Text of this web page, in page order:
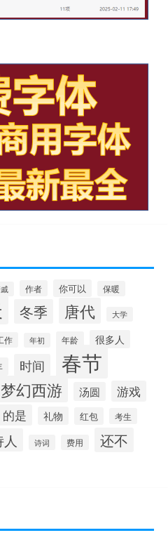
作者 你可以 保暖
冬季 唐代 大学
作 年初 年龄 很多人
时间 春节
梦幻西游 汤圆 游戏
的是 礼物 红包 考生
诗词 费用 还不